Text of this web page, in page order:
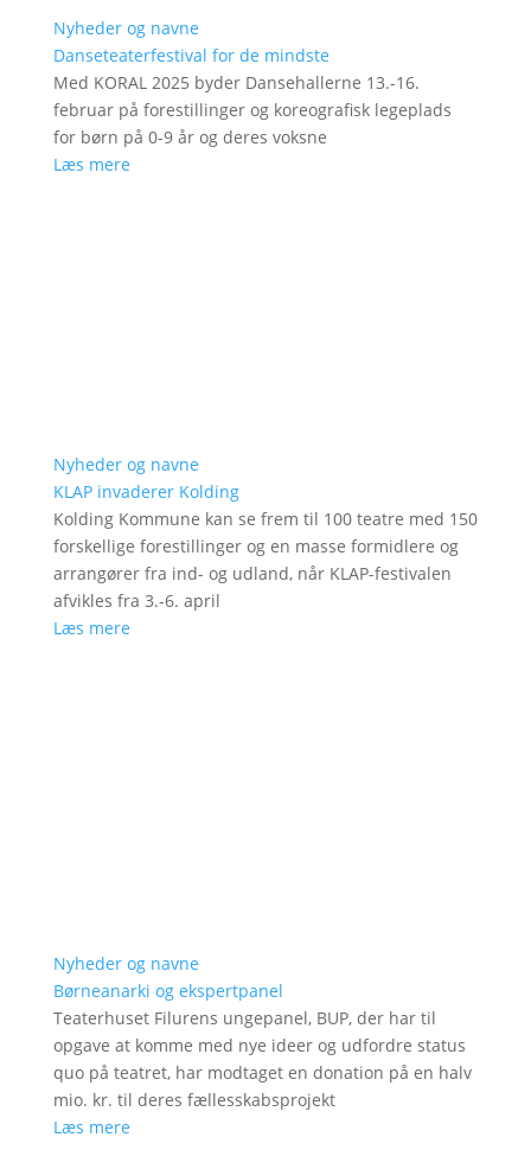
Nyheder og navne
Danseteaterfestival for de mindste
Med KORAL 2025 byder Dansehallerne 13.-16.
februar på forestillinger og koreografisk legeplads
for børn på 0-9 år og deres voksne
Læs mere
Nyheder og navne
KLAP invaderer Kolding
Kolding Kommune kan se frem til 100 teatre med 150
forskellige forestillinger og en masse formidlere og
arrangører fra ind- og udland, når KLAP-festivalen
afvikles fra 3.-6. april
Læs mere
Nyheder og navne
Børneanarki og ekspertpanel
Teaterhuset Filurens ungepanel, BUP, der har til
opgave at komme med nye ideer og udfordre status
quo på teatret, har modtaget en donation på en halv
mio. kr. til deres fællesskabsprojekt
Læs mere